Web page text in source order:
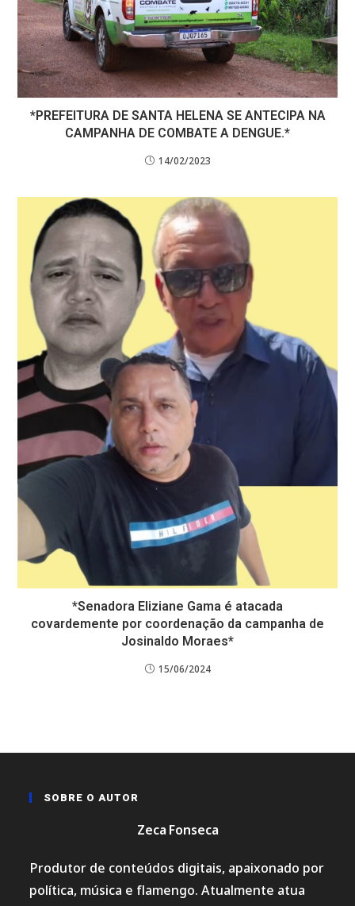
*PREFEITURA DE SANTA HELENA SE ANTECIPA NA
CAMPANHA DE COMBATE A DENGUE.*
14/02/2023
*Senadora Eliziane Gama é atacada
covardemente por coordenação da campanha de
Josinaldo Moraes*
15/06/2024
SOBRE O AUTOR
Zeca Fonseca
Produtor de conteúdos digitais, apaixonado por
política, música e flamengo. Atualmente atua